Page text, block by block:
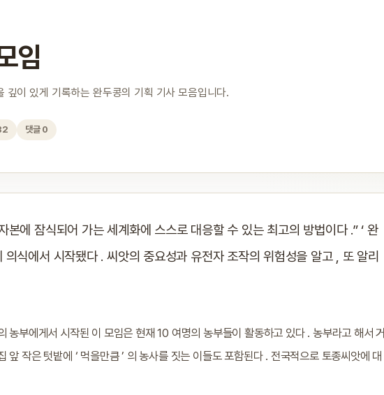
임
깊이 있게 기록하는 완두콩의 기획 기사 모음입니다.
댓글 0
본에 잠식되어 가는 세계화에 스스로 대응할 수 있는 최고의 방법이다 .” ‘ 완
의식에서 시작됐다 . 씨앗의 중요성과 유전자 조작의 위험성을 알고 , 또 알리
농부에게서 시작된 이 모임은 현재 10 여명의 농부들이 활동하고 있다 . 농부라고 해서 거
앞 작은 텃밭에 ‘ 먹을만큼 ’ 의 농사를 짓는 이들도 포함된다 . 전국적으로 토종씨앗에 대